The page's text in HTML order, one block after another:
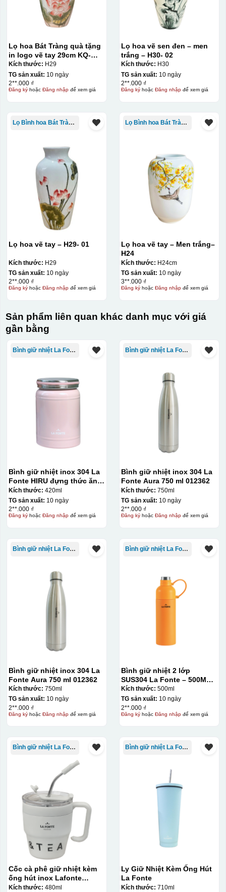
Đây là giấy decal đã in xong, đang chờ khô để cắt dán
Bước 2: Dán decal lên gốm sứ
sứ, thợ sẽ cắt thủ công các miếng logo ra, sau đó thấp
nước và trượt nhẹ lên gốm sứ để tem decal dính tạm lên
đó bằng nước. Người thợ sẽ căn chỉnh bằng mắt thường
cho vị trí logo cân đối phù hợp, sau đó dùng miếng nhựa
Thợ đang căn chỉnh dán decal lên bát cơm
Lọ hoa Bát Tràng quà tặng
in logo vẽ tay 29cm KQ-
LH01
Kích thước: H29
TG sản xuất: 10 ngày
2**.000 ₫
Đăng kýhoặc Đăng nhậpđể xem giá
Lọ hoa vẽ sen đen – men
trắng – H30- 02
Kích thước: H30
TG sản xuất: 10 ngày
2**.000 ₫
Đăng kýhoặc Đăng nhậpđể xem giá
Lọ Bình hoa Bát Tràng in logo
Lọ hoa vẽ tay – H29- 01
Kích thước: H29
TG sản xuất: 10 ngày
2**.000 ₫
Đăng kýhoặc Đăng nhậpđể xem giá
Lọ Bình hoa Bát Tràng in logo
Lọ hoa vẽ tay – Men trắng–
H24
Kích thước: H24cm
TG sản xuất: 10 ngày
3**.000 ₫
Đăng kýhoặc Đăng nhậpđể xem giá
Sản phẩm liên quan khác danh mục với giá
gần bằng
Bình giữ nhiệt La Fonte
Bình giữ nhiệt inox 304 La
Fonte HIRU đựng thức ăn
420 ml – 012348
Kích thước: 420ml
TG sản xuất: 10 ngày
2**.000 ₫
Đăng kýhoặc Đăng nhậpđể xem giá
Bình giữ nhiệt La Fonte
Bình giữ nhiệt inox 304 La
Fonte Aura 750 ml 012362
Kích thước: 750ml
TG sản xuất: 10 ngày
2**.000 ₫
Đăng kýhoặc Đăng nhậpđể xem giá
Bình giữ nhiệt La Fonte
Bình giữ nhiệt inox 304 La
Fonte Aura 750 ml 012362
Kích thước: 750ml
TG sản xuất: 10 ngày
2**.000 ₫
Đăng kýhoặc Đăng nhậpđể xem giá
Bình giữ nhiệt La Fonte
Bình giữ nhiệt 2 lớp
SUS304 La Fonte – 500ML –
012737
Kích thước: 500ml
TG sản xuất: 10 ngày
2**.000 ₫
Đăng kýhoặc Đăng nhậpđể xem giá
Bình giữ nhiệt La Fonte
Cốc cà phê giữ nhiệt kèm
ống hút inox Lafonte
480ML – 012782
Kích thước: 480ml
Bình giữ nhiệt La Fonte
Ly Giữ Nhiệt Kèm Ống Hút
La Fonte
Kích thước: 710ml